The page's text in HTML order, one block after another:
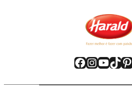
Facebook